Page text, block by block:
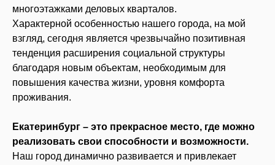
многоэтажками деловых кварталов.
Характерной особенностью нашего города, на мой
взгляд, сегодня является чрезвычайно позитивная
тенденция расширения социальной структуры
благодаря новым объектам, необходимым для
повышения качества жизни, уровня комфорта
проживания.
Екатеринбург – это прекрасное место, где можно
реализовать свои способности и возможности.
Наш город динамично развивается и привлекает